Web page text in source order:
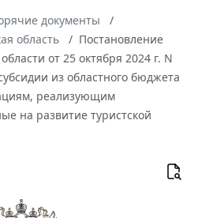
документы
область
Постановление
от 25 октября 2024 г. N
из областного бюджета
реализующим
на развитие туристской